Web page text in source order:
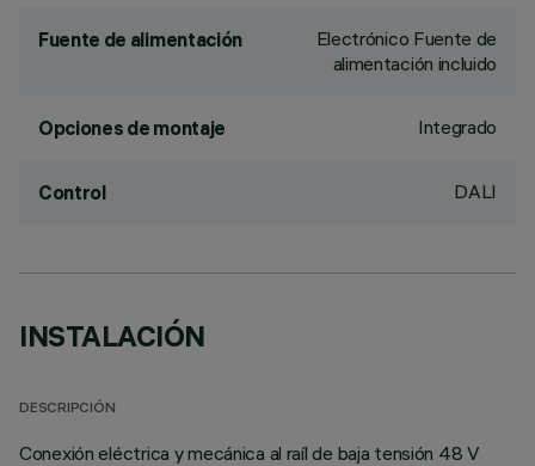
Fuente de alimentación
Electrónico Fuente de
alimentación incluido
Opciones de montaje Integrado
Control DALI
INSTALACIÓN
DESCRIPCIÓN
Conexión eléctrica y mecánica al raíl de baja tensión 48 V